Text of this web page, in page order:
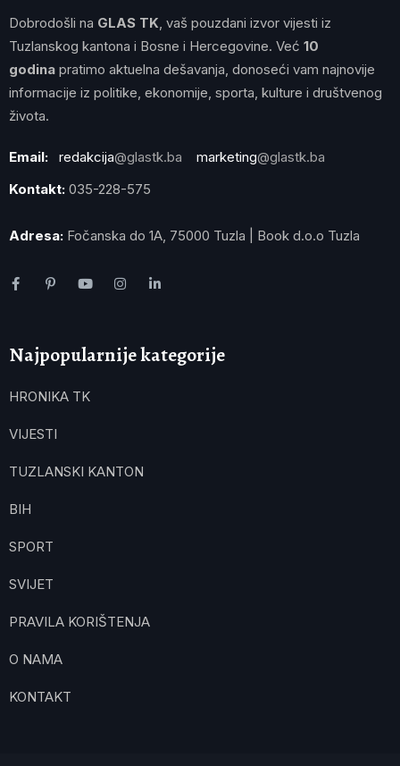
Dobrodošli na GLAS TK , vaš pouzdani izvor vijesti iz
Tuzlanskog kantona i Bosne i Hercegovine. Već 10
godina pratimo aktuelna dešavanja, donoseći vam najnovije
informacije iz politike, ekonomije, sporta, kulture i društvenog
života.
Email: redakcija@glastk.ba marketing@glastk.ba
Kontakt: 035-228-575
Adresa: Fočanska do 1A, 75000 Tuzla | Book d.o.o Tuzla
Najpopularnije kategorije
HRONIKA TK
VIJESTI
TUZLANSKI KANTON
BIH
SPORT
SVIJET
PRAVILA KORIŠTENJA
O NAMA
KONTAKT